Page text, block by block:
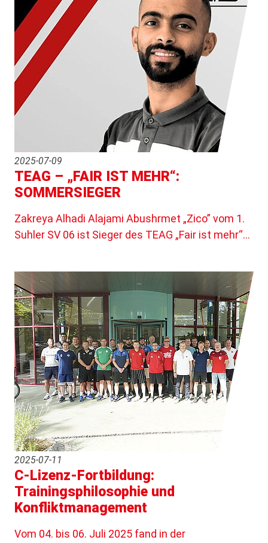
2025-07-09
TEAG – „FAIR IST MEHR“:
SOMMERSIEGER
Zakreya Alhadi Alajami Abushrmet „Zico” vom 1.
Suhler SV 06 ist Sieger des TEAG „Fair ist mehr“…
2025-07-11
C-Lizenz-Fortbildung:
Trainingsphilosophie und
Konfliktmanagement
Vom 04. bis 06. Juli 2025 fand in der